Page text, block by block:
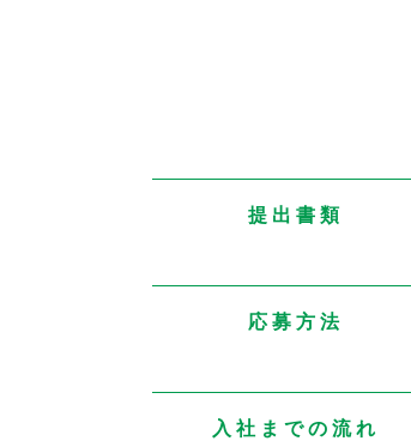
提出書類
応募方法
入社までの流れ